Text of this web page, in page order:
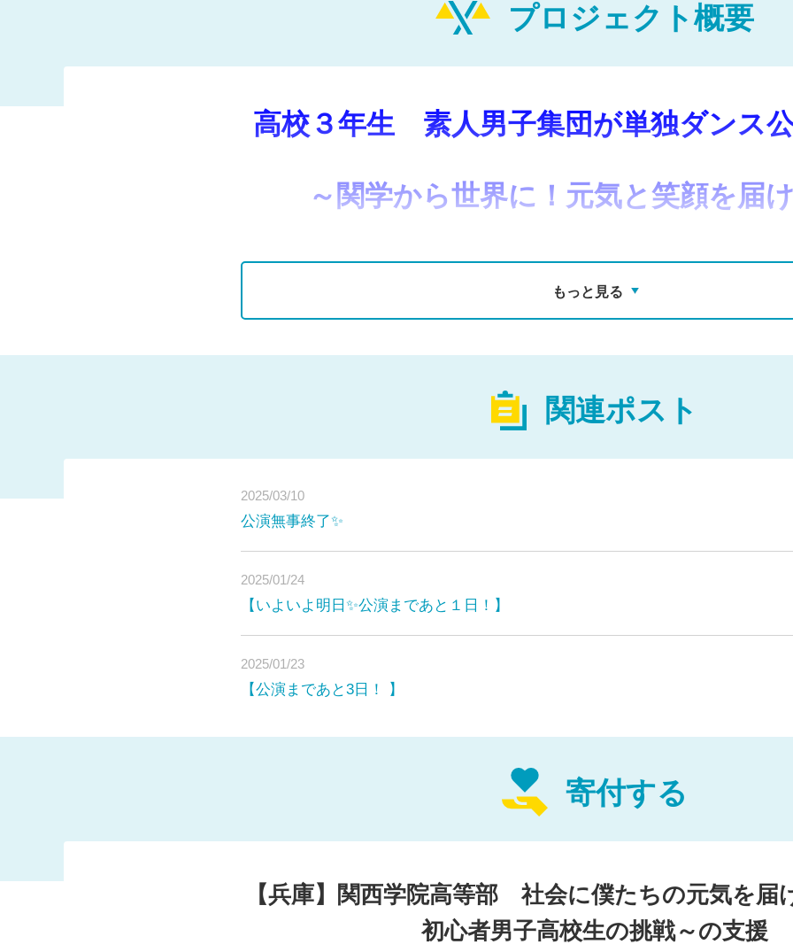
プロジェクト概要
高校３年生 素人男子集団が単独ダンス
～関学から世界に！元気と笑顔を届
こんにちは。兵庫県の関西学院（カンセイガクイン）高等部「ロイロボーイズ」です。
たいという活動を支援していただくプロジェクトです。
もっと見る
関連ポスト
2025/03/10
公演無事終了✨
2025/01/24
【いよいよ明日✨公演まであと１日！】
2025/01/23
【公演まであと3日！ 】
寄付する
【兵庫】関西学院高等部 社会に僕たちの元気を届
初心者男子高校生の挑戦～の支援